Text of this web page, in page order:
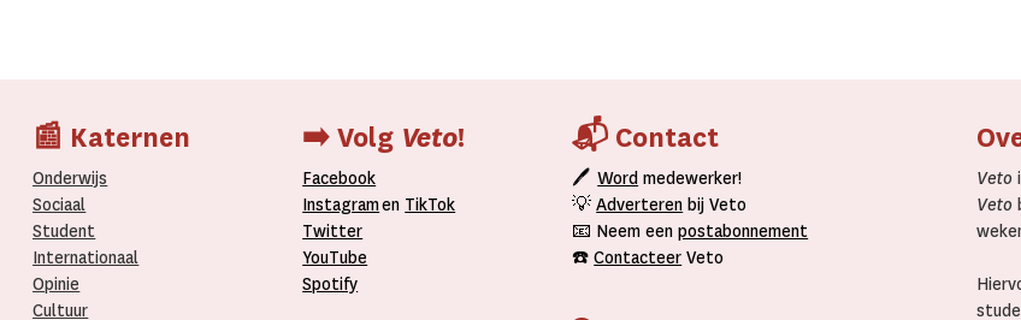
📰 Katernen
Onderwijs
Sociaal
Student
Internationaal­
Opinie
Cultuur
➡️ Volg Veto!
Facebook
Instagramen TikTok
Twitter
YouTube
Spotify
📬 Contact
🖊Word medewerker!
💡Adverteren bij Veto
📧 Neem eenpostabonnement
☎️Contacteer Veto
Veto
Veto